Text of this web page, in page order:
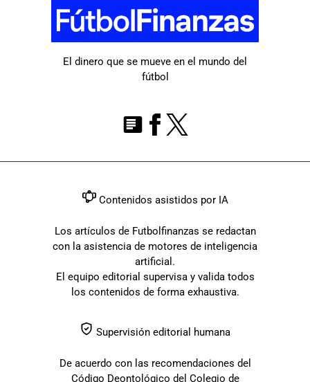
El dinero que se mueve en el mundo del
fútbol
Contenidos asistidos por IA
Los artículos de Futbolfinanzas se redactan
con la asistencia de motores de inteligencia
artificial.
El equipo editorial supervisa y valida todos
los contenidos de forma exhaustiva.
Supervisión editorial humana
De acuerdo con las recomendaciones del
Código Deontológico del Colegio de